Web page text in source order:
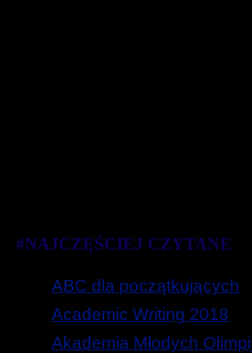
#NAJCZĘŚCIEJ CZYTANE
ABC dla początkujących
Academic Writing 2018
Akademia Młodych